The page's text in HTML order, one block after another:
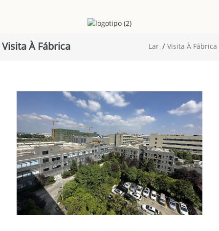
Visita À Fábrica Lar Visita À Fábrica